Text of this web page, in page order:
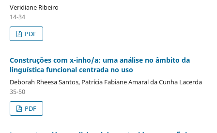
Veridiane Ribeiro
14-34
PDF
Construções com x-inho/a: uma análise no âmbito da
linguística funcional centrada no uso
Deborah Rheesa Santos, Patrícia Fabiane Amaral da Cunha Lacerda
35-50
PDF